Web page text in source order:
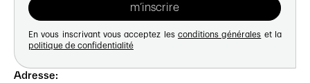
En vous inscrivant vous acceptez les conditions générales et la
politique de confidentialité
Adresse: